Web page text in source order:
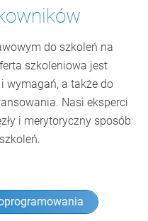
do szkoleń na
szkoleniowa jest
wymagań, a także do
Nasi eksperci
i merytoryczny sposób